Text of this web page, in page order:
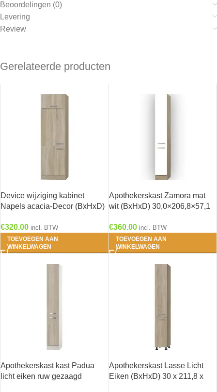
Beoordelingen (0)
Levering
Review
Gerelateerde producten
Device wijziging kabinet
Napels acacia-Decor (BxHxD)
0195
€320.00 incl. BTW
TOEVOEGEN AAN
WINKELWAGEN
Apothekerskast Zamora mat
wit (BxHxD) 30,0×206,8×57,1
€360.00 incl. BTW
TOEVOEGEN AAN
WINKELWAGEN
Apothekerskast kast Padua
licht eiken ruw gezaagd
Apothekerskast Lasse Licht
Eiken (BxHxD) 30 x 211,8 x